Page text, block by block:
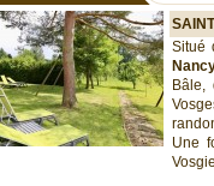
Situé
Bâle,
Une